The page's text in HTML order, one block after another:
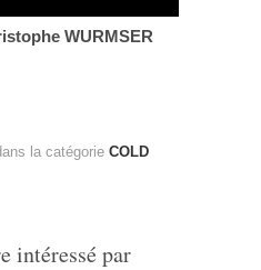
WURMSER
la catégorie COLD
intéressé par